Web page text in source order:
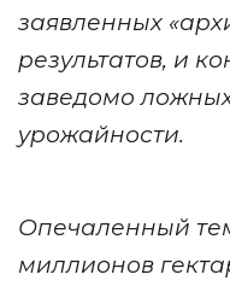
заявленных
результатов, и
заведомо
урожайности.
Опечаленный
миллионов г